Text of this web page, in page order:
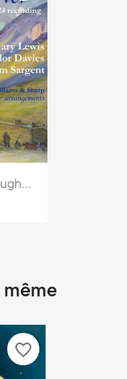
favorite_border